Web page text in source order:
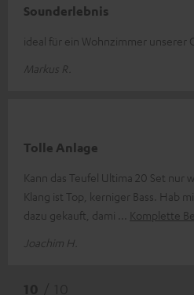
Sounderlebnis
ideal für ein Wohnzimmer unserer
Markus R.
Tolle Anlage
Kann das Teufel Ultima 20 Set nur
Klang ist Top, kerniger Bass. Hab
dazu gekauft, dami
Komplette
Joachim H.